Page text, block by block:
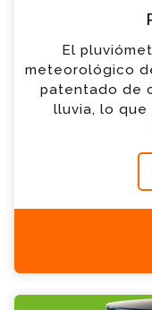
El
meteorológico
patentado de
lluvia, lo